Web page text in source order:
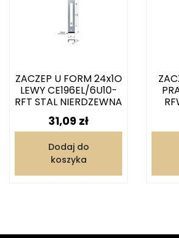
ZACZEP U FORM 24x1O
LEWY CE196EL/6U10-
RFT STAL NIERDZEWNA
Cena
31,09 zł
Dodaj do
koszyka